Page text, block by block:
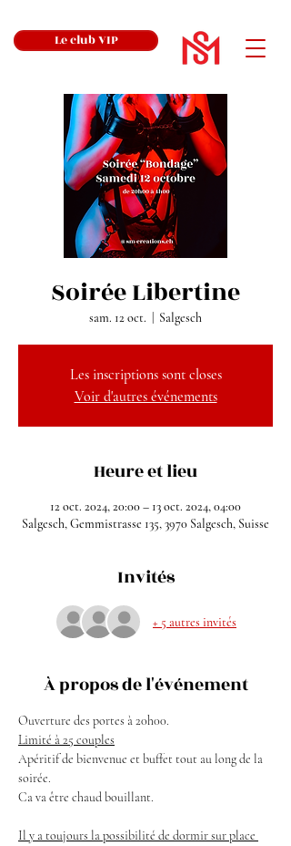
Le club VIP
Soirée Libertine
sam. 12 oct. Salgesch
Les inscriptions sont closes
Voir d'autres événements
Heure et lieu
12 oct. 2024, 20:00 – 13 oct. 2024, 04:00
Salgesch, Gemmistrasse 135, 3970 Salgesch, Suisse
Invités
+ 5 autres invités
À propos de l'événement
Ouverture des portes à 20h00.
Limité à 25 couples
Apéritif de bienvenue et buffet tout au long de la
soirée.
Ca va être chaud bouillant.
Il y a toujours la possibilité de dormir sur place